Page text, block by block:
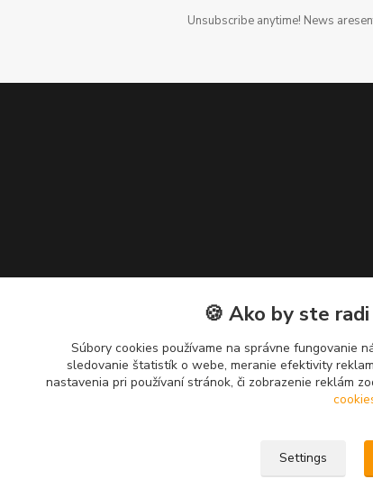
Unsubscribe anytime! News
🍪 Ako by ste
Súbory cookies používame na správne fungovanie
sledovanie štatistík o webe, meranie efektivity
nastavenia pri používaní stránok, či zobrazenie reklám
Settings